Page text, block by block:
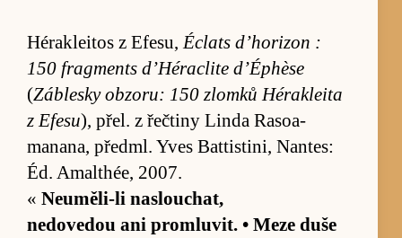
Héra­klei­tos z Efe­su,Éc­lats d’ho­rizon :
150 frag­ments d’Hérac­lite d’Éphèse
(Záblesky ob­zo­ru: 150 zlomků Héra­kleita
z Efesu), přel. z řečtiny Linda Ra­so­a­
manana, před­ml. Yves Bat­tis­ti­ni, Nan­tes:
Éd. Amal­thée, 2007.
« Ne­u­mě­li-li na­slou­chat,
ne­dove­dou ani pro­mlu­vit. • Meze duše